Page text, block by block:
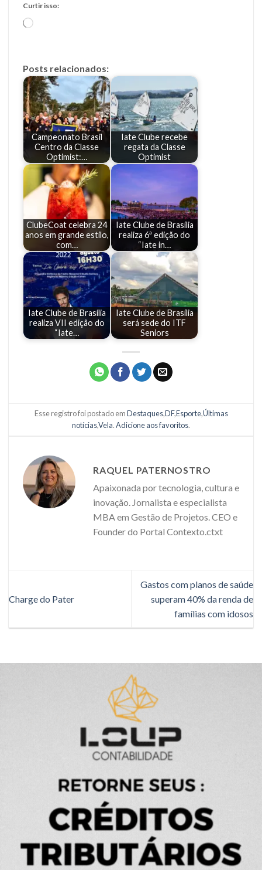
Curtir isso:
Carregando...
Posts relacionados:
Campeonato Brasil
Centro da Classe
Optimist:…
Iate Clube recebe
regata da Classe
Optimist
ClubeCoat celebra 24
anos em grande estilo,
com…
Iate Clube de Brasília
realiza 6ª edição do
“Iate in…
Iate Clube de Brasília
realiza VII edição do
“Iate…
Iate Clube de Brasília
será sede do ITF
Seniors
Esse registro foi postado emDestaques,DF,Esporte,Últimas
notícias,Vela.Adicione aos favoritos.
RAQUEL PATERNOSTRO
Apaixonada por tecnologia, cultura e
inovação. Jornalista e especialista
MBA em Gestão de Projetos. CEO e
Founder do Portal Contexto.ctxt
Charge do Pater
Gastos com planos de saúde
superam 40% da renda de
famílias com idosos